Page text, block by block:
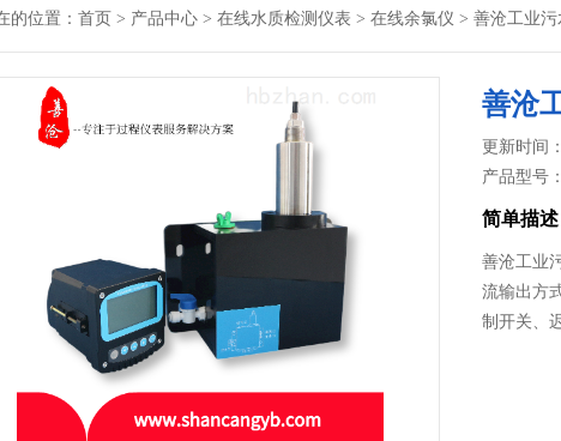
的位置： 首页 > 产品中心 > 在线水质检测仪表 > 在线余氯仪 > 善沧工业
善沧
更新时间
产品型号
简单描述
善沧工业
流输出方
制开关、